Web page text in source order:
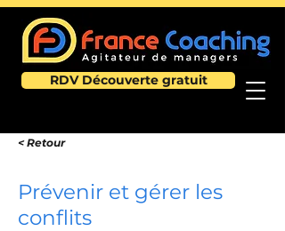
RDV Découverte gratuit
< Retour
Prévenir et gérer les
conflits